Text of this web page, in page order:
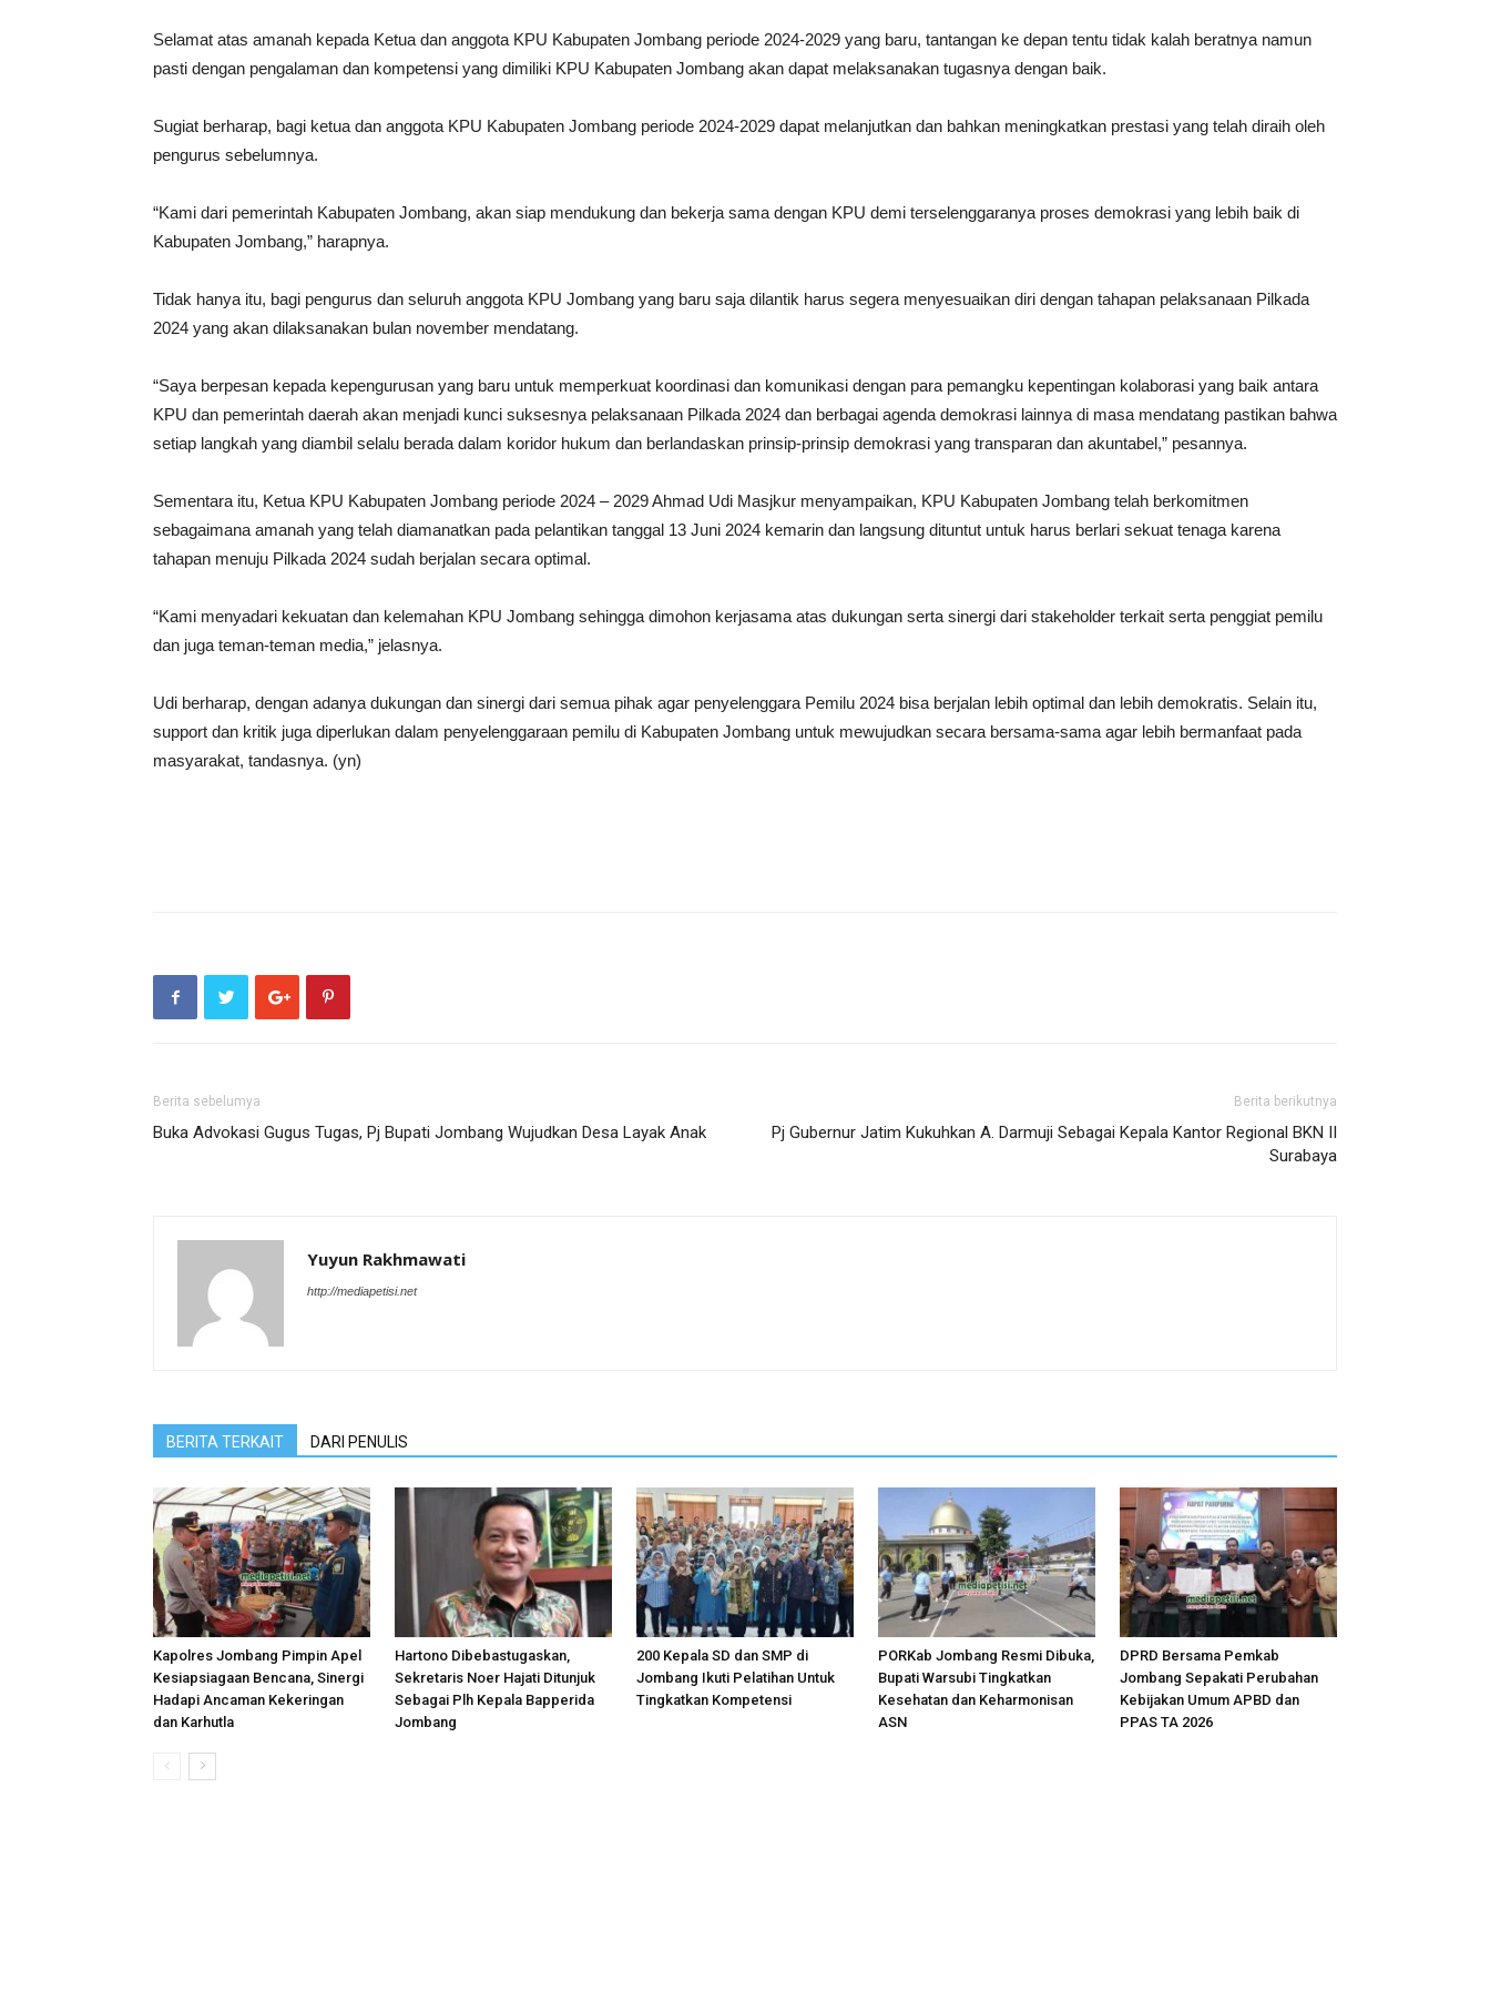
Selamat atas amanah kepada Ketua dan anggota KPU Kabupaten Jombang periode 2024-2029 yang baru, tantangan ke depan tentu tidak kalah beratnya namun
pasti dengan pengalaman dan kompetensi yang dimiliki KPU Kabupaten Jombang akan dapat melaksanakan tugasnya dengan baik.
Sugiat berharap, bagi ketua dan anggota KPU Kabupaten Jombang periode 2024-2029 dapat melanjutkan dan bahkan meningkatkan prestasi yang telah diraih oleh
pengurus sebelumnya.
“Kami dari pemerintah Kabupaten Jombang, akan siap mendukung dan bekerja sama dengan KPU demi terselenggaranya proses demokrasi yang lebih baik di
Kabupaten Jombang,” harapnya.
Tidak hanya itu, bagi pengurus dan seluruh anggota KPU Jombang yang baru saja dilantik harus segera menyesuaikan diri dengan tahapan pelaksanaan Pilkada
2024 yang akan dilaksanakan bulan november mendatang.
“Saya berpesan kepada kepengurusan yang baru untuk memperkuat koordinasi dan komunikasi dengan para pemangku kepentingan kolaborasi yang baik antara
KPU dan pemerintah daerah akan menjadi kunci suksesnya pelaksanaan Pilkada 2024 dan berbagai agenda demokrasi lainnya di masa mendatang pastikan bahwa
setiap langkah yang diambil selalu berada dalam koridor hukum dan berlandaskan prinsip-prinsip demokrasi yang transparan dan akuntabel,” pesannya.
Sementara itu, Ketua KPU Kabupaten Jombang periode 2024 – 2029 Ahmad Udi Masjkur menyampaikan, KPU Kabupaten Jombang telah berkomitmen
sebagaimana amanah yang telah diamanatkan pada pelantikan tanggal 13 Juni 2024 kemarin dan langsung dituntut untuk harus berlari sekuat tenaga karena
tahapan menuju Pilkada 2024 sudah berjalan secara optimal.
“Kami menyadari kekuatan dan kelemahan KPU Jombang sehingga dimohon kerjasama atas dukungan serta sinergi dari stakeholder terkait serta penggiat pemilu
dan juga teman-teman media,” jelasnya.
Udi berharap, dengan adanya dukungan dan sinergi dari semua pihak agar penyelenggara Pemilu 2024 bisa berjalan lebih optimal dan lebih demokratis. Selain itu,
support dan kritik juga diperlukan dalam penyelenggaraan pemilu di Kabupaten Jombang untuk mewujudkan secara bersama-sama agar lebih bermanfaat pada
masyarakat, tandasnya. (yn)
Berita sebelumya
Buka Advokasi Gugus Tugas, Pj Bupati Jombang Wujudkan Desa Layak Anak
Berita berikutnya
Pj Gubernur Jatim Kukuhkan A. Darmuji Sebagai Kepala Kantor Regional BKN II
Surabaya
Yuyun Rakhmawati
http://mediapetisi.net
BERITA TERKAIT DARI PENULIS
Kapolres Jombang Pimpin Apel
Kesiapsiagaan Bencana, Sinergi
Hadapi Ancaman Kekeringan
dan Karhutla
Hartono Dibebastugaskan,
Sekretaris Noer Hajati Ditunjuk
Sebagai Plh Kepala Bapperida
Jombang
200 Kepala SD dan SMP di
Jombang Ikuti Pelatihan Untuk
Tingkatkan Kompetensi
PORKab Jombang Resmi Dibuka,
Bupati Warsubi Tingkatkan
Kesehatan dan Keharmonisan
ASN
DPRD Bersama Pemkab
Jombang Sepakati Perubahan
Kebijakan Umum APBD dan
PPAS TA 2026